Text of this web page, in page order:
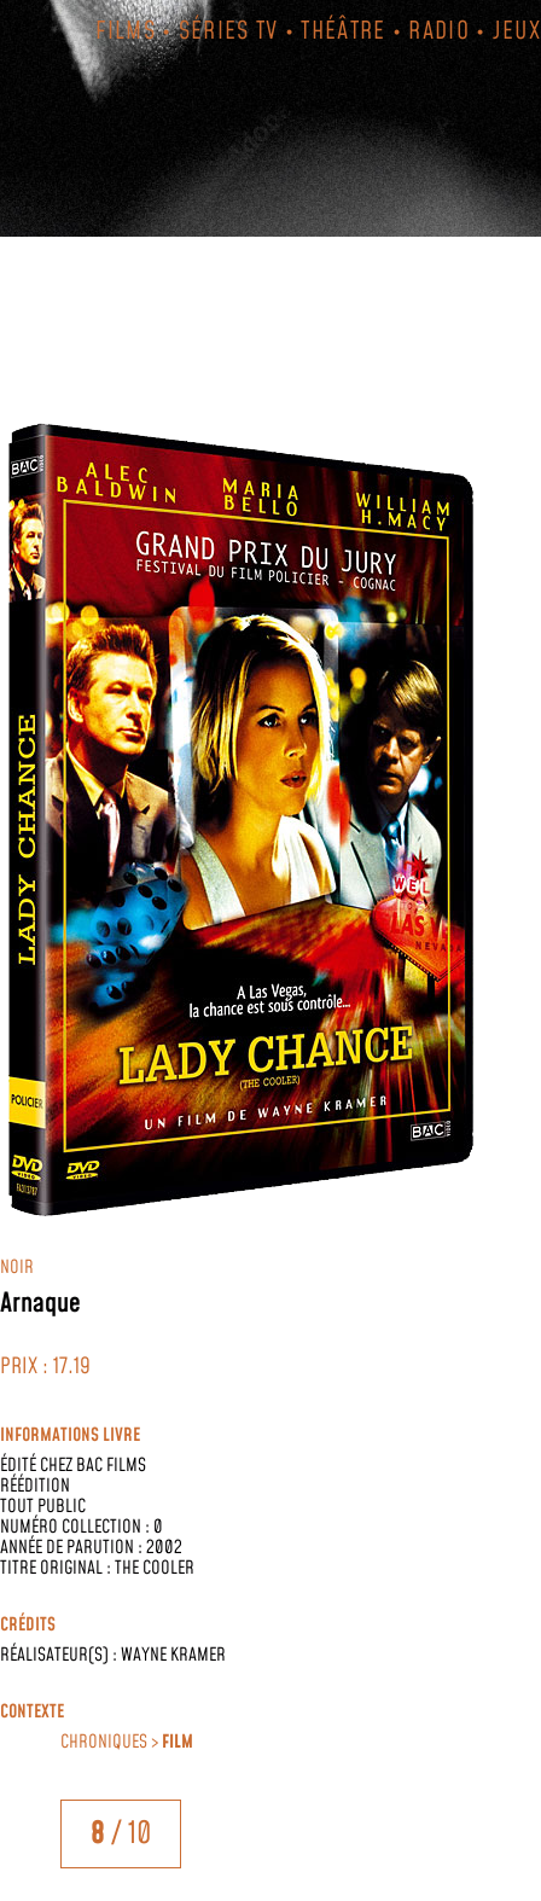
FILMS • SÉRIES TV • THÉÂTRE • RADIO • JEUX
NOIR
Arnaque
PRIX : 17.19
INFORMATIONS LIVRE
ÉDITÉ CHEZBAC FILMS
RÉÉDITION
TOUT PUBLIC
NUMÉRO COLLECTION : 0
ANNÉE DE PARUTION : 2002
TITRE ORIGINAL : THE COOLER
CRÉDITS
RÉALISATEUR(S) :WAYNE KRAMER
CONTEXTE
CHRONIQUES >FILM
8/ 10